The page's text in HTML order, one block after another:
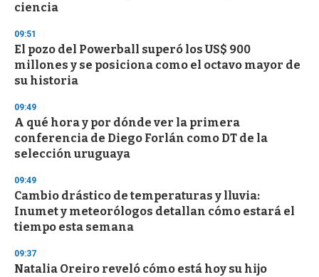
ciencia
09:51
El pozo del Powerball superó los US$ 900
millones y se posiciona como el octavo mayor de
su historia
09:49
A qué hora y por dónde ver la primera
conferencia de Diego Forlán como DT de la
selección uruguaya
09:49
Cambio drástico de temperaturas y lluvia:
Inumet y meteorólogos detallan cómo estará el
tiempo esta semana
09:37
Natalia Oreiro reveló cómo está hoy su hijo